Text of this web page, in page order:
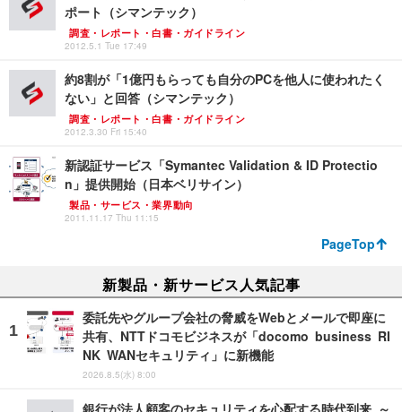
ポート（シマンテック）
調査・レポート・白書・ガイドライン
2012.5.1 Tue 17:49
約8割が「1億円もらっても自分のPCを他人に使われたく
ない」と回答（シマンテック）
調査・レポート・白書・ガイドライン
2012.3.30 Fri 15:40
新認証サービス「Symantec Validation & ID Protectio
n」提供開始（日本ベリサイン）
製品・サービス・業界動向
2011.11.17 Thu 11:15
PageTop
新製品・新サービス人気記事
委託先やグループ会社の脅威をWebとメールで即座に
共有、NTTドコモビジネスが「docomo business RI
NK WANセキュリティ」に新機能
2026.8.5(水) 8:00
銀行が法人顧客のセキュリティを心配する時代到来 ～